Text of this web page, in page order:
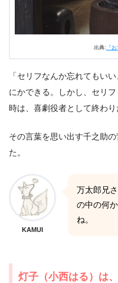
出典: 『
「セリフなんか忘れてもい
にかできる。しかし、セリ
時は、喜劇役者として終わり
その言葉を思い出す千之助
た。
KAMUI
万太郎兄
の中の何
ね。
灯子（小西はる）は